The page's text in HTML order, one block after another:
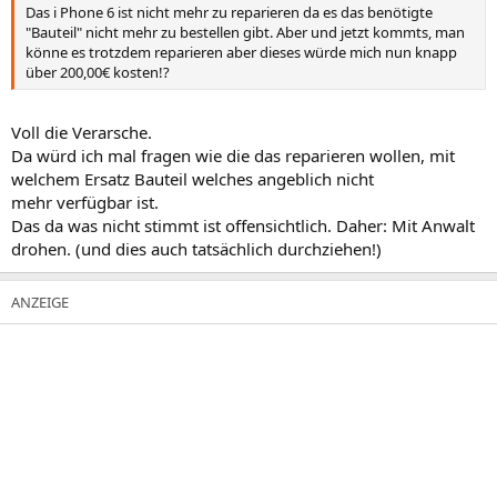
Das i Phone 6 ist nicht mehr zu reparieren da es das benötigte
"Bauteil" nicht mehr zu bestellen gibt. Aber und jetzt kommts, man
könne es trotzdem reparieren aber dieses würde mich nun knapp
über 200,00€ kosten!?
Voll die Verarsche.
Da würd ich mal fragen wie die das reparieren wollen, mit
welchem Ersatz Bauteil welches angeblich nicht
mehr verfügbar ist.
Das da was nicht stimmt ist offensichtlich. Daher: Mit Anwalt
drohen. (und dies auch tatsächlich durchziehen!)